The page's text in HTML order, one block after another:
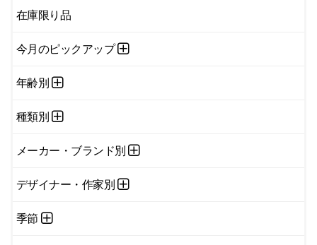
在庫限り品
今月のピックアップ
年齢別
種類別
メーカー・ブランド別
デザイナー・作家別
季節